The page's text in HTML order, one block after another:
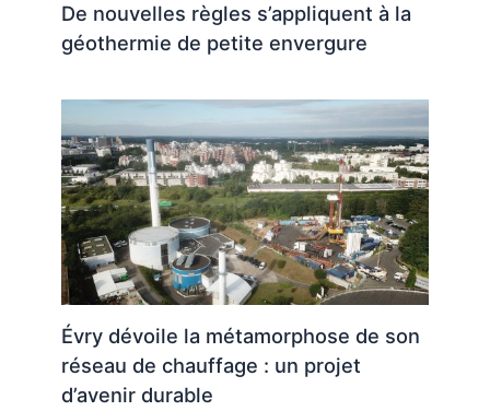
De nouvelles règles s’appliquent à la
géothermie de petite envergure
Évry dévoile la métamorphose de son
réseau de chauffage : un projet
d’avenir durable